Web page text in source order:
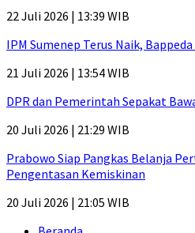
22 Juli 2026 | 13:39 WIB
IPM Sumenep Terus Naik,
21 Juli 2026 | 13:54 WIB
DPR dan Pemerintah Sepakat
20 Juli 2026 | 21:29 WIB
Prabowo Siap Pangkas Belanja
Pengentasan Kemiskinan
20 Juli 2026 | 21:05 WIB